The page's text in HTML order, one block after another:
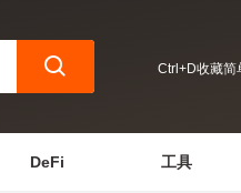
Ctrl+D收藏简
DeFi 工具